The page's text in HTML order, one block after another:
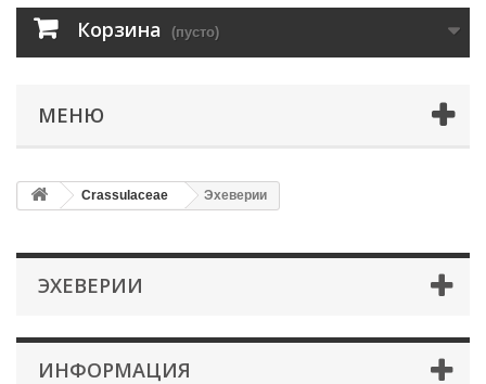
Корзина (пусто)
МЕНЮ
Crassulaceae Эхеверии
ЭХЕВЕРИИ
ИНФОРМАЦИЯ